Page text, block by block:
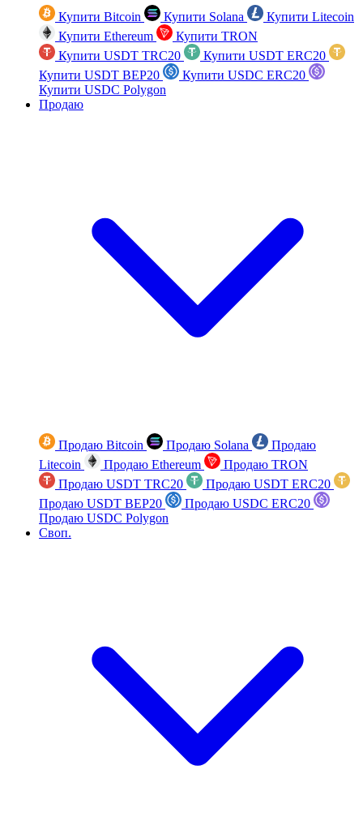
Купити Bitcoin Купити Solana
Купити Litecoin
Купити Ethereum
Купити TRON
Купити USDT TRC20
Купити USDT ERC20
Купити USDT BEP20
Купити USDC ERC20
Купити USDC Polygon
Продаю
Продаю Bitcoin Продаю Solana
Продаю
Litecoin
Продаю Ethereum
Продаю TRON
Продаю USDT TRC20
Продаю USDT ERC20
Продаю USDT BEP20
Продаю USDC ERC20
Продаю USDC Polygon
Своп.